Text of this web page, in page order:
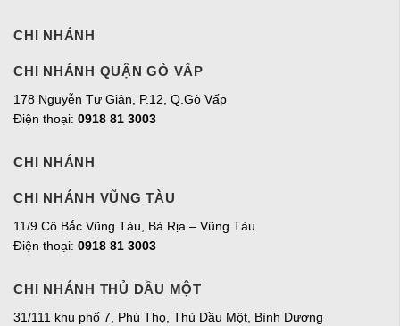
CHI NHÁNH
CHI NHÁNH QUẬN GÒ VẤP
178 Nguyễn Tư Giản, P.12, Q.Gò Vấp
Điện thoại: 0918 81 3003
CHI NHÁNH
CHI NHÁNH VŨNG TÀU
11/9 Cô Bắc Vũng Tàu, Bà Rịa – Vũng Tàu
Điện thoại: 0918 81 3003
CHI NHÁNH THỦ DẦU MỘT
31/111 khu phố 7, Phú Thọ, Thủ Dầu Một, Bình Dương